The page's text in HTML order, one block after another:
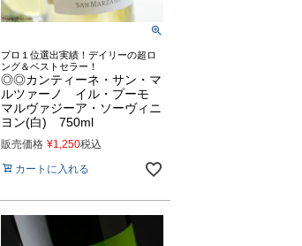
プロ１位選出実績！デイリーの超ロ
ング＆ベストセラー！
◎◎カンティーネ・サン・マ
ルツァーノ イル・プーモ
マルヴァジーア・ソーヴィニ
ヨン(白) 750ml
販売価格 ¥1,250税込
カートに入れる